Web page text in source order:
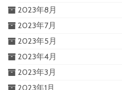
2023年8月
2023年7月
2023年5月
2023年4月
2023年3月
2023年1月